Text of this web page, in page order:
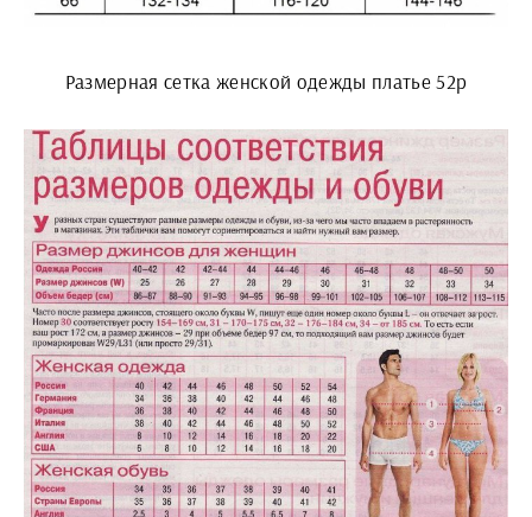
Размерная сетка женской одежды платье 52р